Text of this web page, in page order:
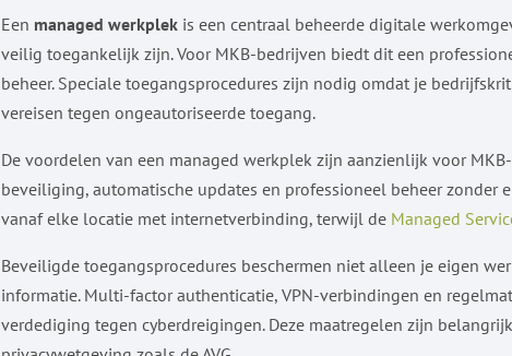
Een managed werkplek is een centraal beheerde digitale
veilig toegankelijk zijn. Voor MKB-bedrijven biedt dit een
beheer. Speciale toegangsprocedures zijn nodig omdat je
vereisen tegen ongeautoriseerde toegang.
De voordelen van een managed werkplek zijn aanzienlijk voor
beveiliging, automatische updates en professioneel beheer zonder
vanaf elke locatie met internetverbinding, terwijl de Managed
Beveiligde toegangsprocedures beschermen niet alleen je eigen
informatie. Multi-factor authenticatie, VPN-verbindingen en
verdediging tegen cyberdreigingen. Deze maatregelen zijn